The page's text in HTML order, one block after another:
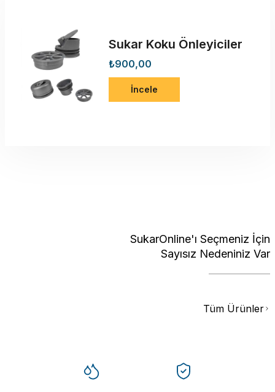
Sukar Koku Önleyiciler
₺900,00
İncele
SukarOnline'ı Seçmeniz İçin
Sayısız Nedeniniz Var
Tüm Ürünler